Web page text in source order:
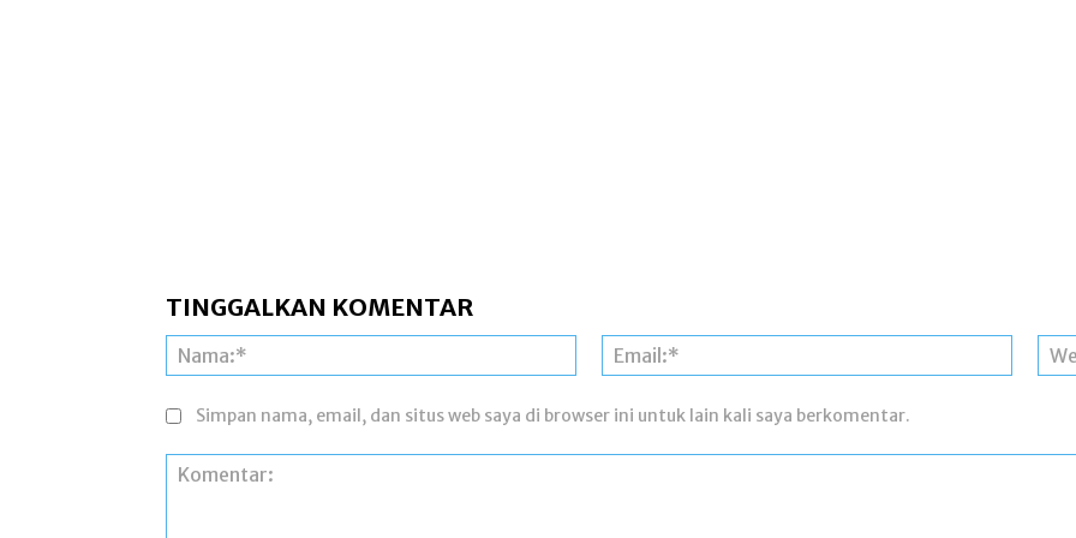
TINGGALKAN KOMENTAR
Nama:* Email:*
Simpan nama, email, dan situs web saya di browser ini untuk lain kali saya berkomentar.